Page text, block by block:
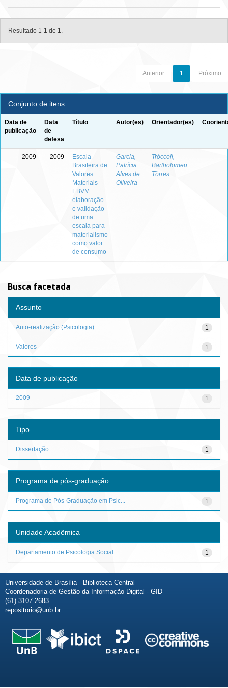
Resultado 1-1 de 1.
Anterior 1 Próximo
Conjunto de itens:
Data de
publicação
Data
de
defesa
Título Autor(es) Orientador(es)
2009 2009
Escala
Brasileira de
Valores
Materiais -
EBVM :
elaboração
e validação
de uma
escala para
materialismo
como valor
de consumo
Garcia,
Patrícia
Alves de
Oliveira
Tróccoli,
Bartholomeu
Tôrres
-
Busca facetada
Assunto
1
Auto-realização (Psicologia)
1
Valores
Data de publicação
1
2009
Tipo
1
Dissertação
Programa de pós-graduação
1
Programa de Pós-Graduação em Psic...
Unidade Acadêmica
1
Departamento de Psicologia Social...
Universidade de Brasília - Biblioteca Central
Coordenadoria de Gestão da Informação Digital - GID
(61) 3107-2683
repositorio@unb.br